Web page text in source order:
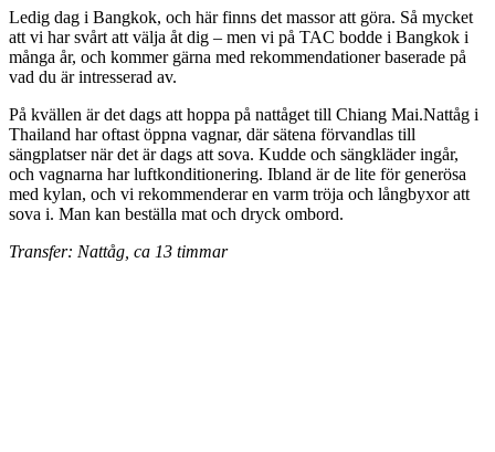
Ledig dag i Bangkok, och här finns det massor att göra. Så mycket
att vi har svårt att välja åt dig – men vi på TAC bodde i Bangkok i
många år, och kommer gärna med rekommendationer baserade på
vad du är intresserad av.
På kvällen är det dags att hoppa på nattåget till Chiang Mai.Nattåg i
Thailand har oftast öppna vagnar, där sätena förvandlas till
sängplatser när det är dags att sova. Kudde och sängkläder ingår,
och vagnarna har luftkonditionering. Ibland är de lite för generösa
med kylan, och vi rekommenderar en varm tröja och långbyxor att
sova i. Man kan beställa mat och dryck ombord.
Transfer: Nattåg, ca 13 timmar